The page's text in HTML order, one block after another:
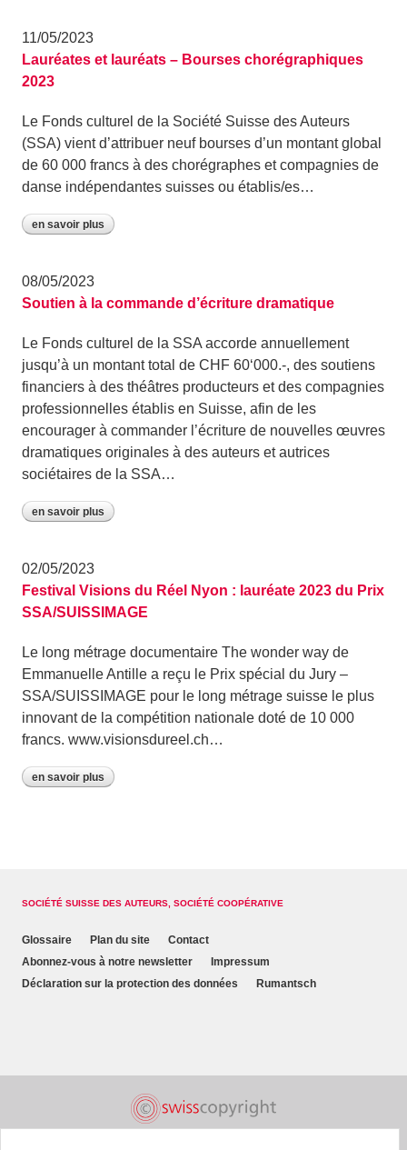
11/05/2023
Lauréates et lauréats – Bourses chorégraphiques
2023
Le Fonds culturel de la Société Suisse des Auteurs
(SSA) vient d’attribuer neuf bourses d’un montant global
de 60 000 francs à des chorégraphes et compagnies de
danse indépendantes suisses ou établis/es…
en savoir plus
08/05/2023
Soutien à la commande d’écriture dramatique
Le Fonds culturel de la SSA accorde annuellement
jusqu’à un montant total de CHF 60‘000.-, des soutiens
financiers à des théâtres producteurs et des compagnies
professionnelles établis en Suisse, afin de les
encourager à commander l’écriture de nouvelles œuvres
dramatiques originales à des auteurs et autrices
sociétaires de la SSA…
en savoir plus
02/05/2023
Festival Visions du Réel Nyon : lauréate 2023 du Prix
SSA/SUISSIMAGE
Le long métrage documentaire The wonder way de
Emmanuelle Antille a reçu le Prix spécial du Jury –
SSA/SUISSIMAGE pour le long métrage suisse le plus
innovant de la compétition nationale doté de 10 000
francs. www.visionsdureel.ch…
en savoir plus
SOCIÉTÉ SUISSE DES AUTEURS, SOCIÉTÉ COOPÉRATIVE
Glossaire Plan du site
Contact
Abonnez-vous à notre newsletter
Impressum
Déclaration sur la protection des données
Rumantsch